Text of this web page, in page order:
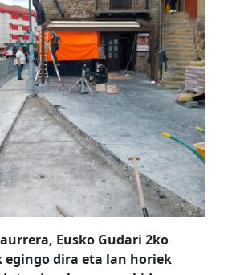
Eusko Gudari 2ko
egingo dira eta lan horiek